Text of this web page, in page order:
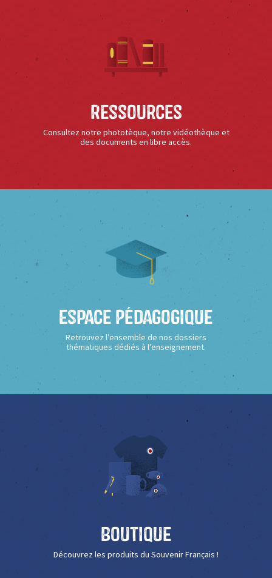
Ressources
Consultez notre phototèque, notre vidéothèque et
des documents en libre accès.
Espace Pédagogique
Retrouvez l’ensemble de nos dossiers
thématiques dédiés à l’enseignement.
Boutique
Découvrez les produits du Souvenir Français !